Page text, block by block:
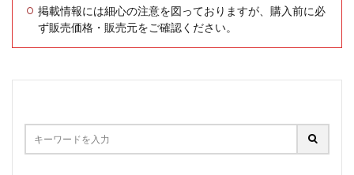
掲載情報には細心の注意を図っておりますが、購入前に必
ず販売価格・販売元をご確認ください。